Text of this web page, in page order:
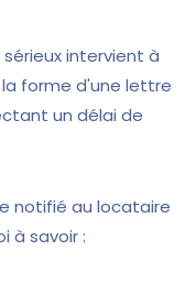
intervient à
forme d'une lettre
un délai de
notifié au locataire
à savoir :